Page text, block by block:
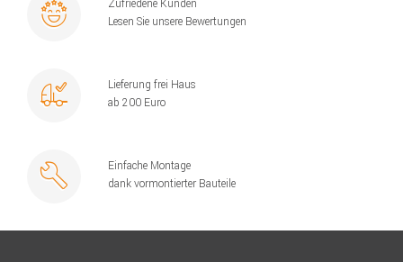
Zufriedene Kunden
Lesen Sie unsere Bewertungen
Lieferung frei Haus
ab 200 Euro
Einfache Montage
dank vormontierter Bauteile